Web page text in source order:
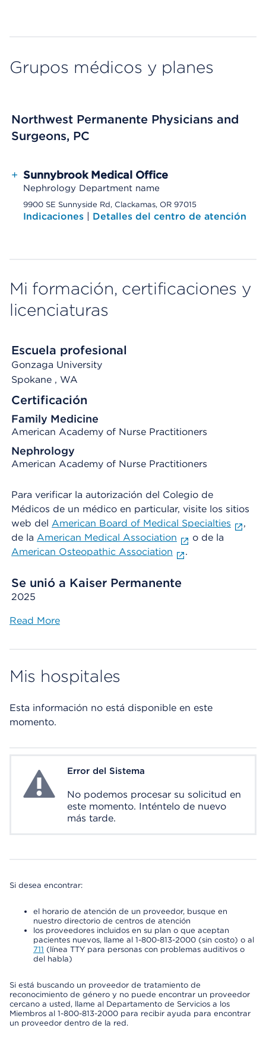
Grupos médicos y planes
Northwest Permanente Physicians and
Surgeons, PC
+ Sunnybrook Medical Office
Nephrology Department name
9900 SE Sunnyside Rd, Clackamas, OR 97015
Indicaciones | Detalles del centro de atención
Mi formación, certificaciones y
licenciaturas
Escuela profesional
Gonzaga University
Spokane , WA
Certificación
Family Medicine
American Academy of Nurse Practitioners
Nephrology
American Academy of Nurse Practitioners
Para verificar la autorización del Colegio de
Médicos de un médico en particular, visite los sitios
web del American Board of Medical Specialties
,
de la American Medical Association
o de la
American Osteopathic Association
.
Se unió a Kaiser Permanente
2025
Read More
Mis hospitales
Esta información no está disponible en este
momento.
System ErrorError del Sistema
No podemos procesar su solicitud en
este momento. Inténtelo de nuevo
más tarde.
Si desea encontrar:
el horario de atención de un proveedor, busque en
nuestro directorio de centros de atención
los proveedores incluidos en su plan o que aceptan
pacientes nuevos, llame al 1-800-813-2000 (sin costo) o al
711 (línea TTY para personas con problemas auditivos o
del habla)
Si está buscando un proveedor de tratamiento de
reconocimiento de género y no puede encontrar un proveedor
cercano a usted, llame al Departamento de Servicios a los
Miembros al 1-800-813-2000 para recibir ayuda para encontrar
un proveedor dentro de la red.